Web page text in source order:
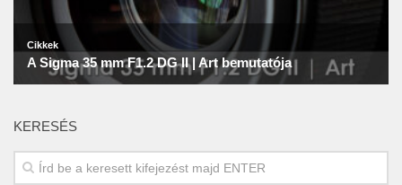
KERESÉS